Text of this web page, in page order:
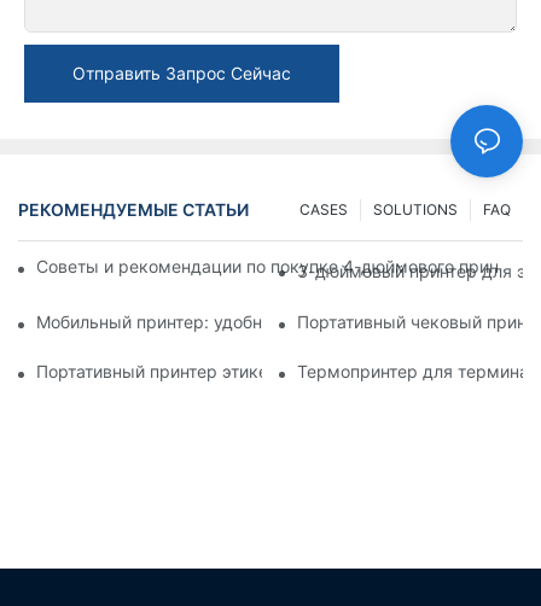
Отправить Запрос Сейчас
РЕКОМЕНДУЕМЫЕ СТАТЬИ FAQ
SOLUTIONS
CASES
Советы и рекомендации по покупке 4-дюймового
3-дюймовый принтер для
Мобильный принтер: удобный выбор для печати в любое
Портативный чековый
Портативный принтер этикеток: легкое создание
Термопринтер для